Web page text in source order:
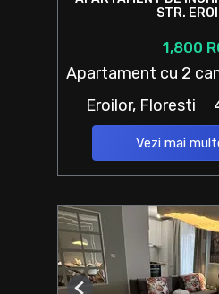
STR.
1,800
Apartament cu 2
Eroilor, Floresti
Vezi mai